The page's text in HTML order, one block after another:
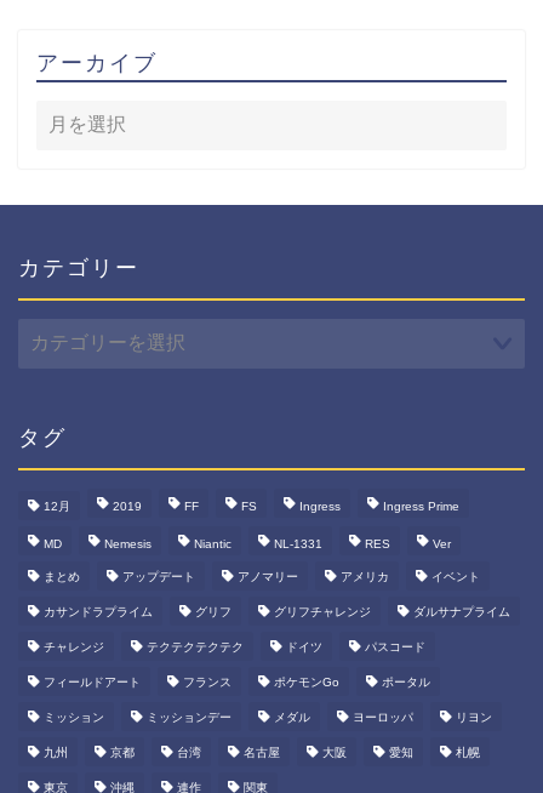
アーカイブ
カテゴリー
テ
ー
タグ
12月 2019 FF FS Ingress Ingress Prime
MD Nemesis Niantic NL-1331 RES Ver
まとめ アップデート アノマリー アメリカ イベント
カサンドラプライム グリフ グリフチャレンジ ダルサナプライム
チャレンジ テクテクテクテク ドイツ パスコード
フィールドアート フランス ポケモンGo ポータル
ミッション ミッションデー メダル ヨーロッパ リヨン
九州 京都 台湾 名古屋 大阪 愛知 札幌
東京 沖縄 連作 関東